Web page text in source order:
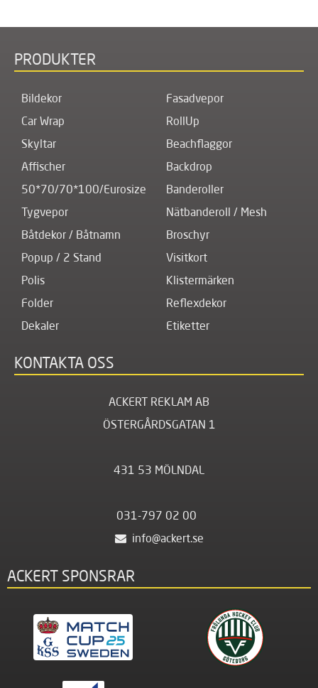
PRODUKTER
Bildekor
Fasadvepor
Car Wrap
RollUp
Skyltar
Beachflaggor
Affischer
Backdrop
50*70/70*100/Eurosize
Banderoller
Tygvepor
Nätbanderoll / Mesh
Båtdekor / Båtnamn
Broschyr
Popup / 2 Stand
Visitkort
Polis
Klistermärken
Folder
Reflexdekor
Dekaler
Etiketter
KONTAKTA OSS
ACKERT REKLAM AB
ÖSTERGÅRDSGATAN 1
431 53 MÖLNDAL
031-797 02 00
info@ackert.se
ACKERT SPONSRAR